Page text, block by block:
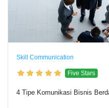
Skill Communication
Five Stars
4 Tipe Komunikasi Bisnis